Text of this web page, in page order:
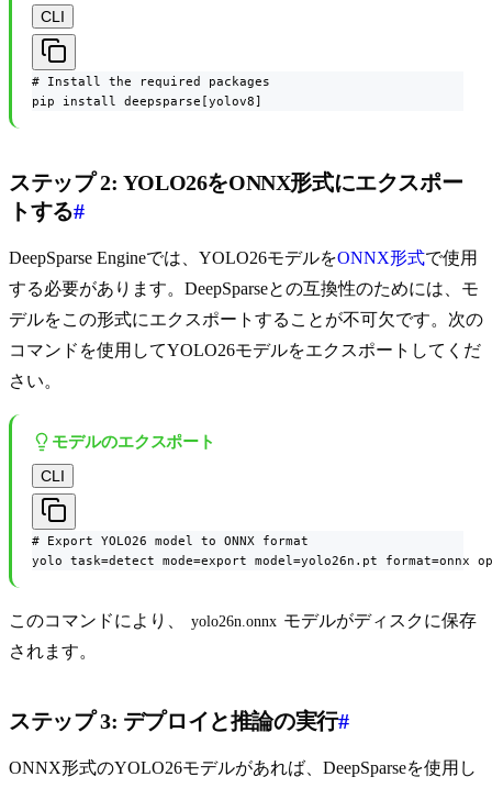
CLI
# Install the required packages
pip install deepsparse[yolov8]
ステップ 2: YOLO26をONNX形式にエクスポー
トする#
DeepSparse Engineでは、YOLO26モデルをONNX形式で使用
する必要があります。DeepSparseとの互換性のためには、モ
デルをこの形式にエクスポートすることが不可欠です。次の
コマンドを使用してYOLO26モデルをエクスポートしてくだ
さい。
モデルのエクスポート
CLI
# Export YOLO26 model to ONNX format
yolo task=detect mode=export model=yolo26n.pt format=onnx
このコマンドにより、 yolo26n.onnx モデルがディスクに保存
されます。
ステップ 3: デプロイと推論の実行#
ONNX形式のYOLO26モデルがあれば、DeepSparseを使用し